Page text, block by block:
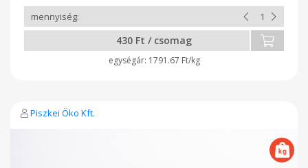
amelyből telített zsírsav 0,8g Szénhidrát 54,7g ebből cukrok
3,5g Rost 4,5g Fehérje 10,2g Só 1,8g
430 Ft / csomag
1791.67 Ft/kg
Piszkei Öko Kft.